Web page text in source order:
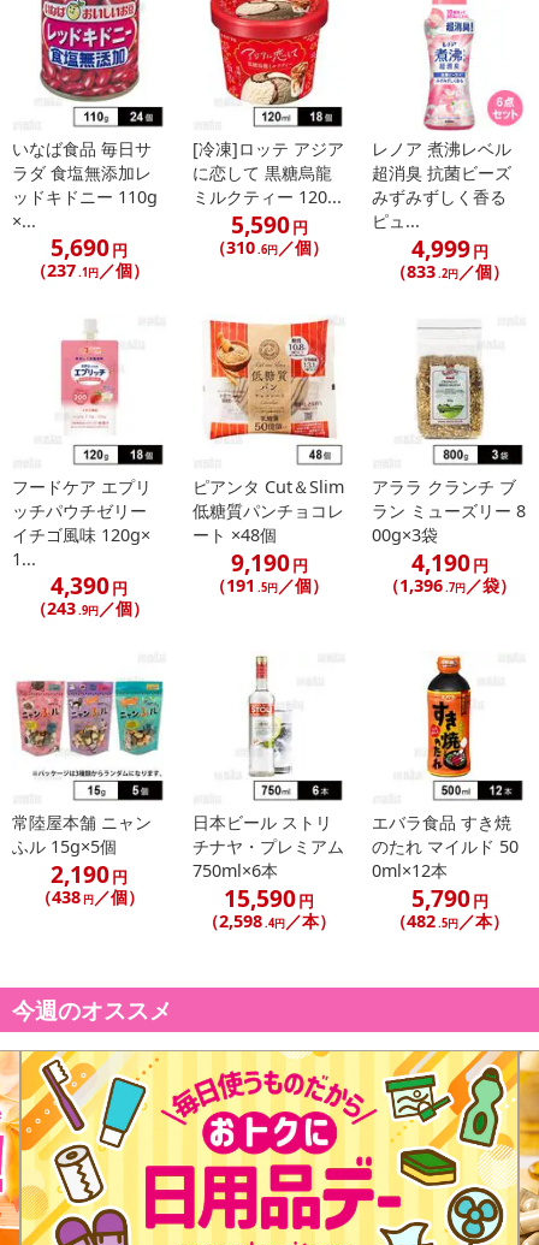
記載されている内容を必ずご確認いただき、お届けする商品セット
にご納得いただきましたうえでお申し込みください。
※パッケージ変更や商品リニューアル(成分など含む)等により、参考
の掲載画像や画像内のバーコードなど、お届け商品と多少異なる場
合がございます。
また、[新たな加工食品の原料原産地表示制度]の経過措置期間の終
了により、商品詳細内に記載の原産国・原材料の表記が旧表記の場
合がございます。
あらかじめご了承いただいた上でお申込みください。なお、本理由
によるお申込み後のキャンセル・返品交換は対応いたしかねます。
【お支払いについて】
※送料はお試し費用に含まれております。
※d払い、PayPay、au PAY、au PAY(auかんたん決済)、ソフトバン
クまとめて支払い、楽天ペイ、メルペイ、AEON Pay、Amazon Pa
yでお支払いの場合、決済のため外部サイトへ遷移します。
※予約商品は決済手段ごとに定められた決済期限日にお支払いを完
了することがございます。ご了承いただいたうえでお申し込みくだ
さい。
発送日カレンダー
休業日
その他共通および商品カテゴリー別注意事項（※必ずご確認くだ
こちらの情報は2026年07月09日時点での情報となります。
いなば食品 毎日サ
ラダ 食塩無添加レ
ッドキドニー 110g
×...
5,690円
（237.1円／個）
[冷凍]ロッテ アジア
に恋して 黒糖烏龍
ミルクティー 120...
5,590円
（310.6円／個）
レノア 煮沸レベル
超消臭 抗菌ビーズ
みずみずしく香る
ピュ...
4,999円
（833.2円／個）
フードケア エプリ
ッチパウチゼリー
イチゴ風味 120g×
1...
4,390円
（243.9円／個）
ピアンタ Cut＆Slim
低糖質パンチョコレ
ート ×48個
9,190円
（191 .5円 ／個）
アララ クランチ ブ
ラン ミューズリー 8
00g×3袋
4,190円
（1,396.7円 ／袋）
常陸屋本舗 ニャン
ふル 15g×5個
2,190円
（438 円／個）
日本ビール ストリ
チナヤ・プレミアム
750ml×6本
15,590円
（2,598.4円／本）
エバラ食品 すき焼
のたれ マイルド 50
0ml×12本
5,790円
（482.5円／本）
今週のオススメ